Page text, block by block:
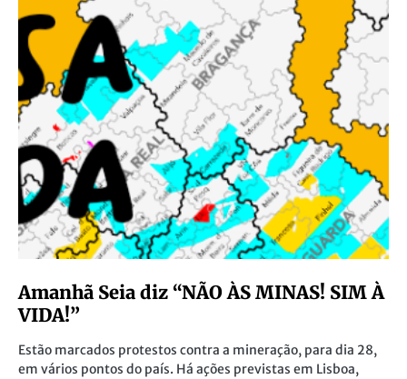
Amanhã Seia diz “NÃO ÀS MINAS! SIM À
VIDA!”
Estão marcados protestos contra a mineração, para dia 28,
em vários pontos do país. Há ações previstas em Lisboa,